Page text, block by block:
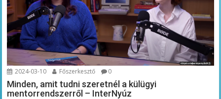
2024-03-10 Főszerkesztő 0
Minden, amit tudni szeretnél a külügyi
mentorrendszerről – InterNyúz